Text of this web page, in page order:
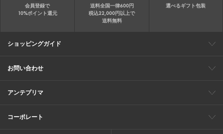
会員登録で
10%ポイント還元
送料全国一律600円
税込22,000円以上で
送料無料
選べるギフト包装
ショッピングガイド
会員特典
ご購入・配送について
返品について
ギフト包装
FAQ
サイトマップ
お問い合わせ
メールでのお問い合わせ
お修理についてのお問い合わせ
アンテプリマ
ブランドサイト
ショップリスト
ワイヤーバッグについて
特集
オンラインストアニュース
コーポレート